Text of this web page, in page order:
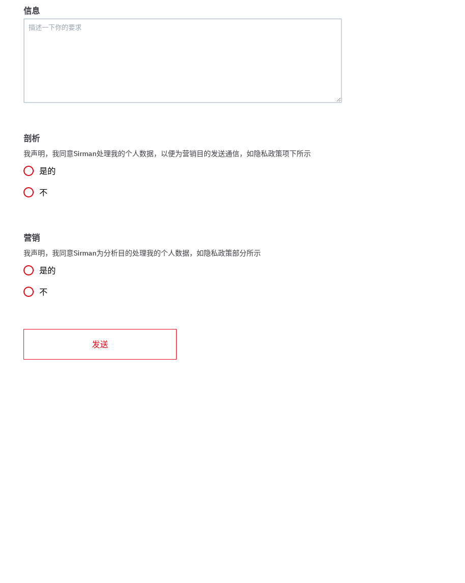
信息
剖析
我声明，我同意Sirman处理我的个人数据，以便为营销目的发送通信，如隐私政策项下所示
是的
不
营销
我声明，我同意Sirman为分析目的处理我的个人数据，如隐私政策部分所示
是的
不
发送